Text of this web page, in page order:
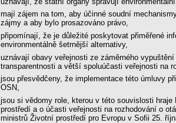
mají zájem na tom, aby účinné soudní
zájmy a aby bylo prosazováno právo,
připomínají, že je důležité poskytovat přiměřené
environmentálně šetrnější alternativy,
uznávají obavy veřejnosti ze záměrného
transparentnosti a větší spoluúčasti veřejnosti na
jsou přesvědčeny, že implementace této úmluvy
OSN,
jsou si vědomy role, kterou v této souvislosti
prostředí a o účasti veřejnosti na rozhodování o
ministrů Životní prostředí pro Evropu v Sofii 25.